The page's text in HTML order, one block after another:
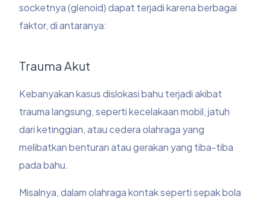
socketnya (glenoid) dapat terjadi karena berbagai
faktor, di antaranya:
Trauma Akut
Kebanyakan kasus dislokasi bahu terjadi akibat
trauma langsung, seperti kecelakaan mobil, jatuh
dari ketinggian, atau cedera olahraga yang
melibatkan benturan atau gerakan yang tiba-tiba
pada bahu.
Misalnya, dalam olahraga kontak seperti sepak bola